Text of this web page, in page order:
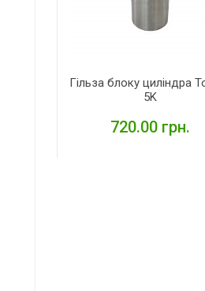
Гільза блоку циліндра
5K
720.00 грн.